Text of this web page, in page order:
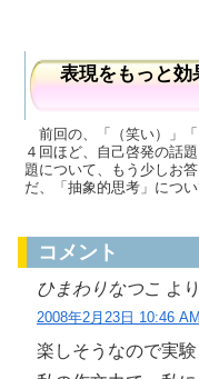
表現をもっと効
前回の、「（笑い）」「
４回ほど、自己啓発の話
題について、もう少しお
だ、「抽象的思考」につ
コメント
ひまわりなつこ よ
2008年2月23日 10:46 AM
楽しそうなので実験